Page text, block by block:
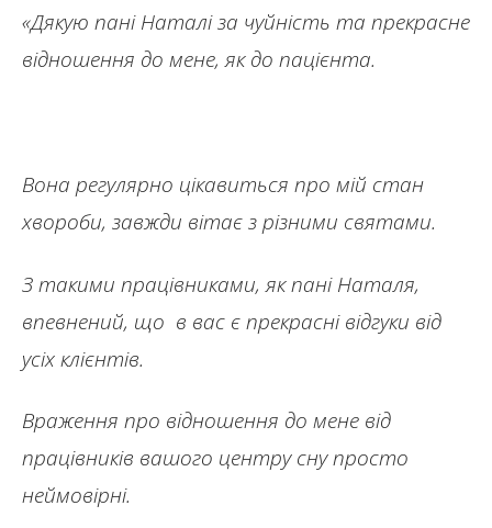
«Дякую пані Наталі за чуйність та прекрасне
відношення до мене, як до пацієнта.
Вона регулярно цікавиться про мій стан
хвороби, завжди вітає з різними святами.
З такими працівниками, як пані Наталя,
впевнений, що в вас є прекрасні відгуки від
усіх клієнтів.
Враження про відношення до мене від
працівників вашого центру сну просто
неймовірні.